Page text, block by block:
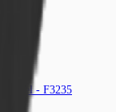
- F3235